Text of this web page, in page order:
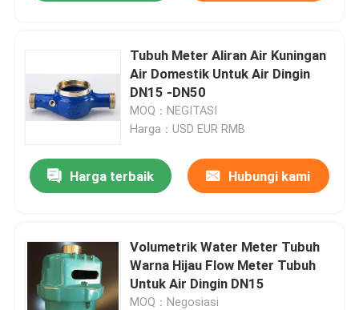
Tubuh Meter Aliran Air Kuningan
Air Domestik Untuk Air Dingin
DN15 -DN50
MOQ：NEGITASI
Harga：USD EUR RMB
Harga terbaik Hubungi kami
Volumetrik Water Meter Tubuh
Warna Hijau Flow Meter Tubuh
Untuk Air Dingin DN15
MOQ：Negosiasi